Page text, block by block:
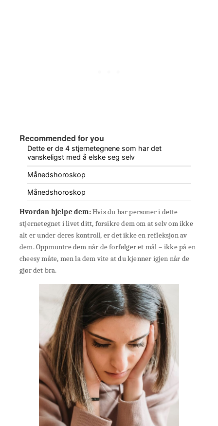
Recommended for you
Dette er de 4 stjernetegnene som har det
vanskeligst med å elske seg selv
Månedshoroskop
Månedshoroskop
Hvordan hjelpe dem:Hvis du har personer i dette
stjernetegnet i livet ditt, forsikre dem om at selv om ikke
alt er under deres kontroll, er det ikke en refleksjon av
dem. Oppmuntre dem når de forfølger et mål – ikke på en
cheesy måte, men la dem vite at du kjenner igjen når de
gjør det bra.